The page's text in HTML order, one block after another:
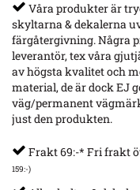
Våra produkter är
skyltarna & dekalerna
färgåtergivning. Några
leverantör, tex våra
av högsta kvalitet och
material, de är dock EJ
väg/permanent
just den produkten.
Frakt 69:-* Fri frakt
159:-)